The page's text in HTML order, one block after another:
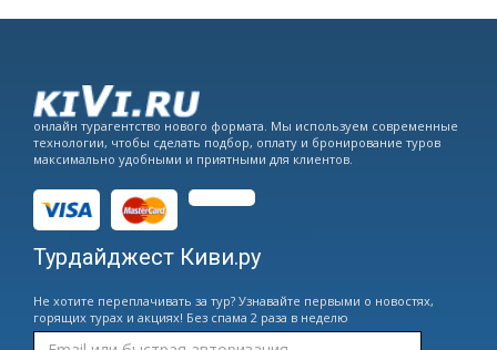
онлайн турагентство нового формата. Мы используем современные
технологии, чтобы сделать подбор, оплату и бронирование туров
максимально удобными и приятными для клиентов.
Турдайджест Киви.ру
Не хотите переплачивать за тур? Узнавайте первыми о новостях,
горящих турах и акциях! Без спама 2 раза в неделю